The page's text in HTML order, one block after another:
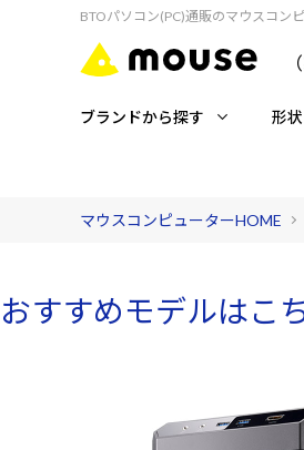
BTOパソコン(PC)通販のマウスコン
ブランドから探す 形
マウスコンピューターHOME
おすすめモデルはこ